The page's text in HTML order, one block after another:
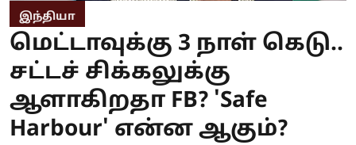
இந்தியா
மெட்டாவுக்கு 3 நாள் கெடு..
சட்டச் சிக்கலுக்கு
ஆளாகிறதா FB? 'Safe
Harbour' என்ன ஆகும்?